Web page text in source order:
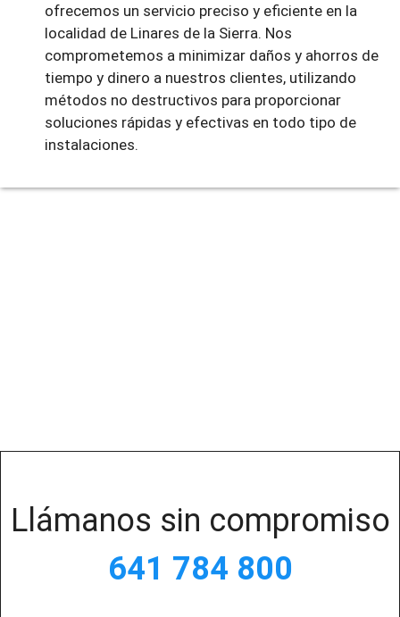
ofrecemos un servicio preciso y eficiente en la
localidad de Linares de la Sierra. Nos
comprometemos a minimizar daños y ahorros de
tiempo y dinero a nuestros clientes, utilizando
métodos no destructivos para proporcionar
soluciones rápidas y efectivas en todo tipo de
instalaciones.
Llámanos sin compromiso
641 784 800